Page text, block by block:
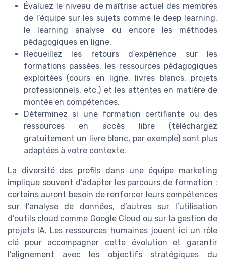
Évaluez le niveau de maîtrise actuel des membres
de l’équipe sur les sujets comme le deep learning,
le learning analyse ou encore les méthodes
pédagogiques en ligne.
Recueillez les retours d’expérience sur les
formations passées, les ressources pédagogiques
exploitées (cours en ligne, livres blancs, projets
professionnels, etc.) et les attentes en matière de
montée en compétences.
Déterminez si une formation certifiante ou des
ressources en accès libre (téléchargez
gratuitement un livre blanc, par exemple) sont plus
adaptées à votre contexte.
La diversité des profils dans une équipe marketing
implique souvent d’adapter les parcours de formation :
certains auront besoin de renforcer leurs compétences
sur l’analyse de données, d’autres sur l’utilisation
d’outils cloud comme Google Cloud ou sur la gestion de
projets IA. Les ressources humaines jouent ici un rôle
clé pour accompagner cette évolution et garantir
l’alignement avec les objectifs stratégiques du